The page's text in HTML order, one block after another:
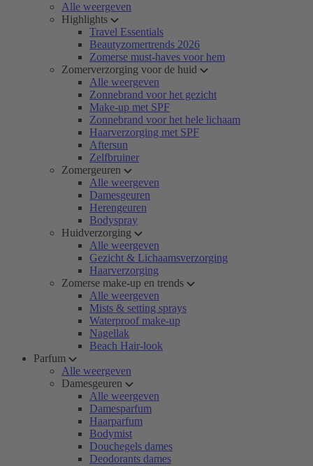
Alle weergeven
Highlights
Travel Essentials
Beautyzomertrends 2026
Zomerse must-haves voor hem
Zomerverzorging voor de huid
Alle weergeven
Zonnebrand voor het gezicht
Make-up met SPF
Zonnebrand voor het hele lichaam
Haarverzorging met SPF
Aftersun
Zelfbruiner
Zomergeuren
Alle weergeven
Damesgeuren
Herengeuren
Bodyspray
Huidverzorging
Alle weergeven
Gezicht & Lichaamsverzorging
Haarverzorging
Zomerse make-up en trends
Alle weergeven
Mists & setting sprays
Waterproof make-up
Nagellak
Beach Hair-look
Parfum
Alle weergeven
Damesgeuren
Alle weergeven
Damesparfum
Haarparfum
Bodymist
Douchegels dames
Deodorants dames